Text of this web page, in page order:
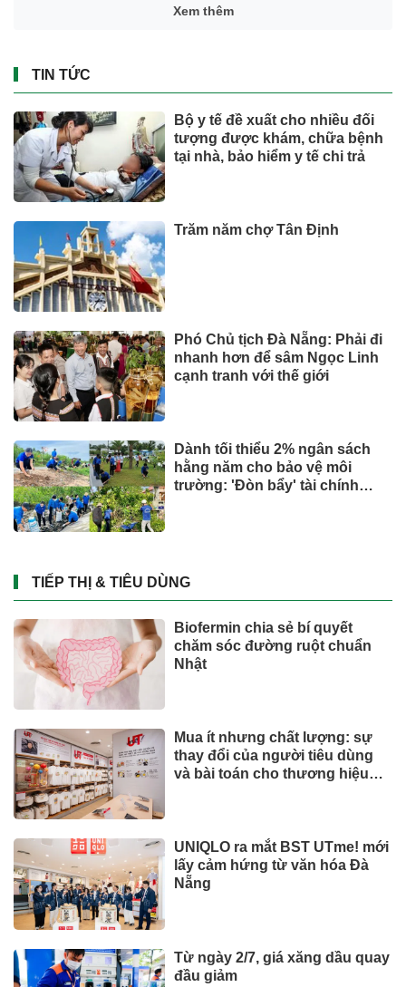
Xem thêm
TIN TỨC
Bộ y tế đề xuất cho nhiều đối
tượng được khám, chữa bệnh
tại nhà, bảo hiểm y tế chi trả
Trăm năm chợ Tân Định
Phó Chủ tịch Đà Nẵng: Phải đi
nhanh hơn để sâm Ngọc Linh
cạnh tranh với thế giới
Dành tối thiểu 2% ngân sách
hằng năm cho bảo vệ môi
trường: 'Đòn bẩy' tài chính
TIẾP THỊ & TIÊU DÙNG
Biofermin chia sẻ bí quyết
chăm sóc đường ruột chuẩn
Nhật
Mua ít nhưng chất lượng: sự
thay đổi của người tiêu dùng
và bài toán cho thương hiệu
UNIQLO ra mắt BST UTme! mới
lấy cảm hứng từ văn hóa Đà
Nẵng
Từ ngày 2/7, giá xăng dầu quay
đầu giảm